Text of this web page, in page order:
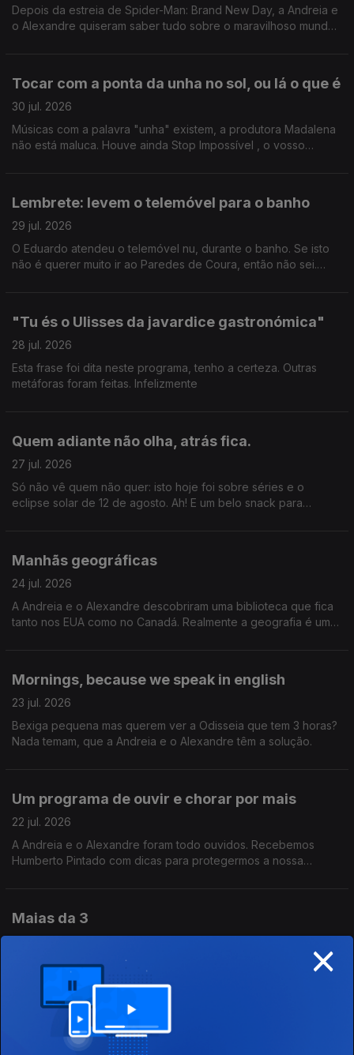
Depois da estreia de Spider-Man: Brand New Day, a Andreia e
o Alexandre quiseram saber tudo sobre o maravilhoso mundo
Tocar com a ponta da unha no sol, ou lá o que é
30 jul. 2026
Músicas com a palavra "unha" existem, a produtora Madalena
não está maluca. Houve ainda Stop Impossível , o vosso
Lembrete: levem o telemóvel para o banho
29 jul. 2026
O Eduardo atendeu o telemóvel nu, durante o banho. Se isto
não é querer muito ir ao Paredes de Coura, então não sei.
"Tu és o Ulisses da javardice gastronómica"
28 jul. 2026
Esta frase foi dita neste programa, tenho a certeza. Outras
metáforas foram feitas. Infelizmente
Quem adiante não olha, atrás fica.
27 jul. 2026
Só não vê quem não quer: isto hoje foi sobre séries e o
eclipse solar de 12 de agosto. Ah! E um belo snack para
Manhãs geográficas
24 jul. 2026
A Andreia e o Alexandre descobriram uma biblioteca que fica
tanto nos EUA como no Canadá. Realmente a geografia é uma
Mornings, because we speak in english
23 jul. 2026
Bexiga pequena mas querem ver a Odisseia que tem 3 horas?
Nada temam, que a Andreia e o Alexandre têm a solução.
Um programa de ouvir e chorar por mais
22 jul. 2026
A Andreia e o Alexandre foram todo ouvidos. Recebemos
Humberto Pintado com dicas para protegermos a nossa
Maias da 3
Quem se lembra? Quem leu só o resumo? Quem leu apenas os
apontamentos do resumo? Recebemos Francisco José
Viegas, da Quetzal, que nos explica tudo sobre a nova edição
d'Os Maias para leitores do século XXI.
Manhãs de Amizade!
×